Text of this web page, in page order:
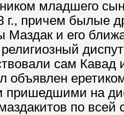
младшего
г., причем былые
Маздак и его
сам
пришедшими на
по всей